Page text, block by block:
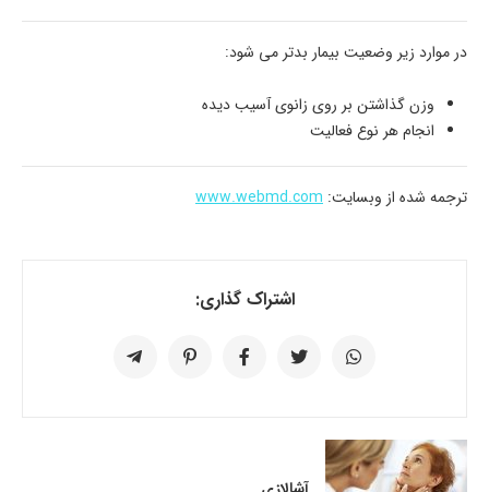
در موارد زیر وضعیت بیمار بدتر می شود:
وزن گذاشتن بر روی زانوی آسیب دیده
انجام هر نوع فعالیت
ترجمه شده از وبسایت: www.webmd.com
اشتراک گذاری: